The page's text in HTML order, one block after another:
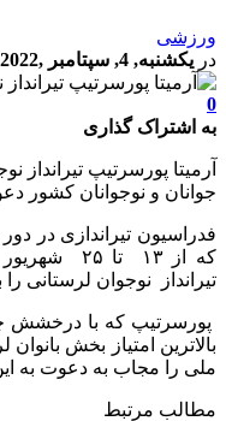
ورزشی
در یکشنبه, 4, سپتامبر ,2022
0
به اشتراک گذاری
آرمیتا پورسرتیپ تیرانداز
جوانان و نوجوانان کشور
فدراسیون تیراندازی در
که از ۱۳
تیرانداز نوجوان لرستانی
پورسرتیپ که با درخشش
بالاترین امتیاز بخش
ملی را مجاب به دعوت به
مطالب مرتبط